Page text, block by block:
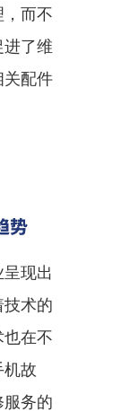
而不
了维
关配件
势
现出
术的
在不
机故
服务的